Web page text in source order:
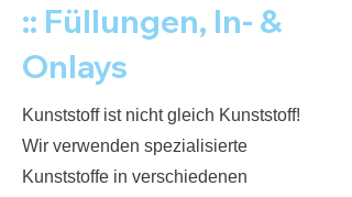
:: Füllungen, In- &
Onlays
Kunststoff ist nicht gleich Kunststoff!
Wir verwenden spezialisierte
Kunststoffe in verschiedenen